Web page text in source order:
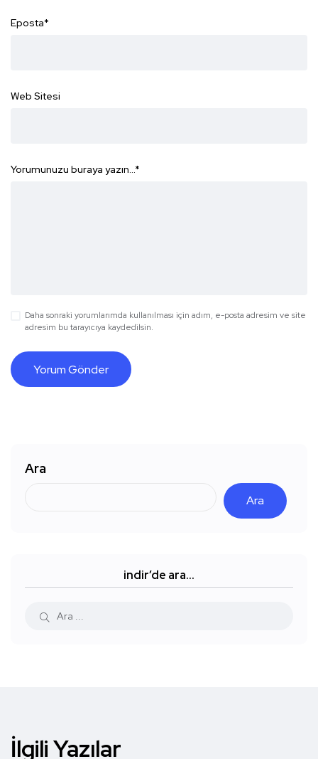
Eposta*
Web Sitesi
Yorumunuzu buraya yazın...*
Daha sonraki yorumlarımda kullanılması için adım, e-posta adresim ve site
adresim bu tarayıcıya kaydedilsin.
Ara
Ara
indir’de ara…
İlgili Yazılar